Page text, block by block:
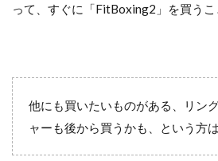
って、すぐに「FitBoxing2」を買うこ
他にも買いたいものがある、リン
ャーも後から買うかも、という方は